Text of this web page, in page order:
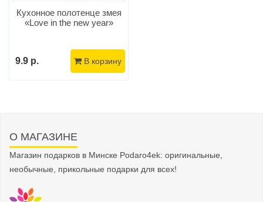
Кухонное полотенце змея
«Love in the new year»
9.9 р. В корзину
О МАГАЗИНЕ
Магазин подарков в Минске Podaro4ek: оригинальные,
необычные, прикольные подарки для всех!